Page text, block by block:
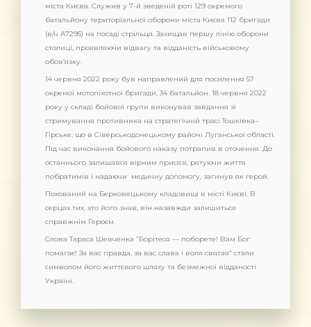
міста Києва. Служив у 7-й зведеній роті 129 окремого
батальйону територіальної оборони міста Києва 112 бригади
(в/ч А7295) на посаді стрільця. Захищав першу лінію оборони
столиці, проявляючи відвагу та відданість військовому
обов’язку.
14 червня 2022 року був направлений для посилення 57
окремої мотопіхотної бригади, 34 батальйон. 18 червня 2022
року у складі бойової групи виконував завдання зі
стримування противника на стратегічній трасі Тошківка–
Гірське, що в Сіверськодонецькому районі Луганської області.
Під час виконання бойового наказу потрапив в оточення. До
останнього залишався вірним присязі, рятуючи життя
побратимів і надаючи медичну допомогу, загинув як герой.
Похований на Берковецькому кладовищі в місті Києві. В
серцях тих, хто його знав, він назавжди залишиться
справжнім Героєм.
Слова Тараса Шевченка “Борітеся — поборете! Вам Бог
помагає! За вас правда, за вас слава і воля святая” стали
символом його життєвого шляху та безмежної відданості
Україні.